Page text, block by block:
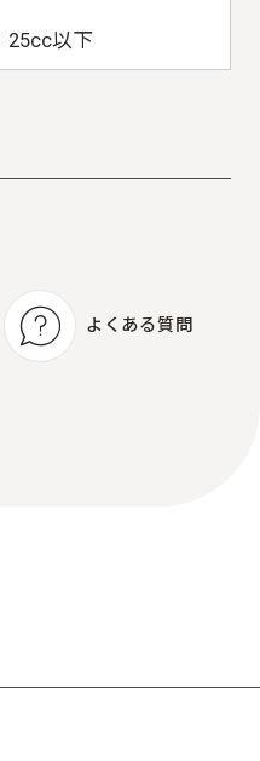
25cc以下
よくある質問